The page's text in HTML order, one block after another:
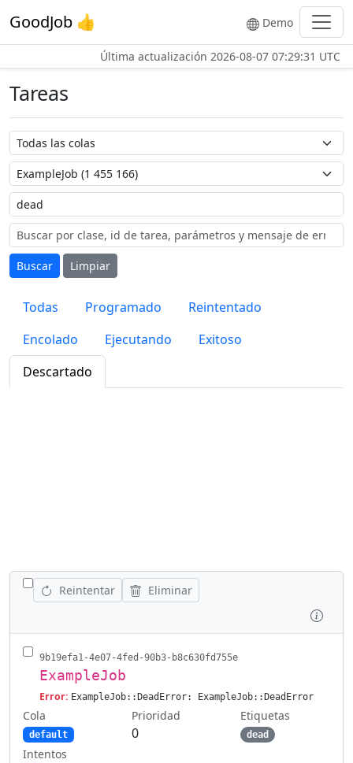
GoodJob 👍 Demo
Última actualización 2026-08-07 07:29:31 UTC
Tareas
Nombre de la cola
Nombre de la tarea
Etiqueta
Buscar
Limpiar
Todas Programado
Reintentado
Encolado
Ejecutando
Exitoso
Descartado
CONMUTAR TODAS LAS TAREAS
Reintentar
Eliminar
9b19efa1-4e07-4fed-90b3-b8c630fd755e
ExampleJob
Error: ExampleJob::DeadError: ExampleJob::DeadError
Cola
default
Prioridad
0
Etiquetas
dead
Intentos